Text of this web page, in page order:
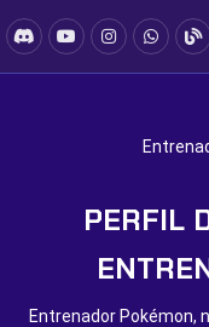
PERFIL
Entrenador Pokémon,